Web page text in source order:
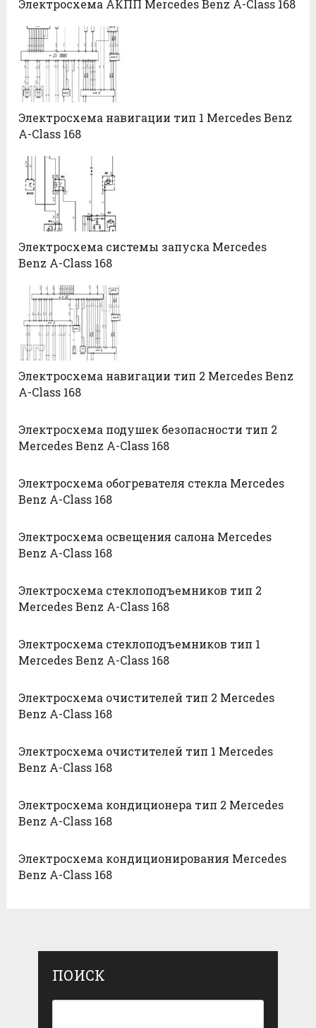
Электросхема АКПП Mercedes Benz A-Class 168
Электросхема навигации тип 1 Mercedes Benz
A-Class 168
Электросхема системы запуска Mercedes
Benz A-Class 168
Электросхема навигации тип 2 Mercedes Benz
A-Class 168
Электросхема подушек безопасности тип 2
Mercedes Benz A-Class 168
Электросхема обогревателя стекла Mercedes
Benz A-Class 168
Электросхема освещения салона Mercedes
Benz A-Class 168
Электросхема стеклоподъемников тип 2
Mercedes Benz A-Class 168
Электросхема стеклоподъемников тип 1
Mercedes Benz A-Class 168
Электросхема очистителей тип 2 Mercedes
Benz A-Class 168
Электросхема очистителей тип 1 Mercedes
Benz A-Class 168
Электросхема кондиционера тип 2 Mercedes
Benz A-Class 168
Электросхема кондиционирования Mercedes
Benz A-Class 168
ПОИСК